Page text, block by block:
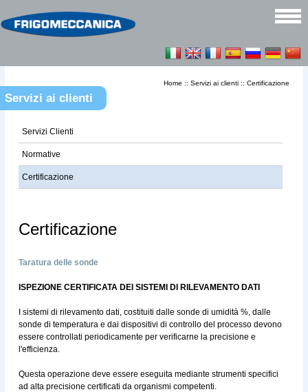
Home ::Servizi ai clienti ::Certificazione
Servizi ai clienti
Servizi Clienti
Normative
Certificazione
Certificazione
Taratura delle sonde
ISPEZIONE CERTIFICATA DEI SISTEMI DI RILEVAMENTO DATI
I sistemi di rilevamento dati, costituiti dalle sonde di umidità %, dalle
sonde di temperatura e dai dispositivi di controllo del processo devono
essere controllati periodicamente per verificarne la precisione e
l'efficienza.
Questa operazione deve essere eseguita mediante strumenti specifici
ad alta precisione certificati da organismi competenti.